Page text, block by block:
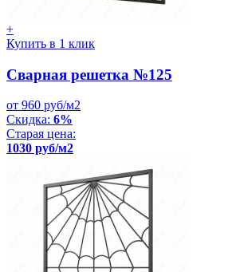
+
Купить в 1 клик
Сварная решетка №125
от 960 руб/м2
Скидка: 6%
Старая цена:
1030 руб/м2